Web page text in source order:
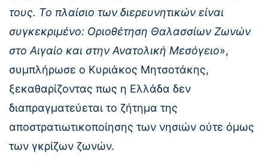
τους. Το πλαίσιο των διερευνητικών είναι
συγκεκριμένο: Οριοθέτηση Θαλασσίων Ζωνών
στο Αιγαίο και στην Ανατολική Μεσόγειο»,
συμπλήρωσε ο Κυριάκος Μητσοτάκης,
ξεκαθαρίζοντας πως η Ελλάδα δεν
διαπραγματεύεται το ζήτημα της
αποστρατιωτικοποίησης των νησιών ούτε όμως
των γκρίζων ζωνών.